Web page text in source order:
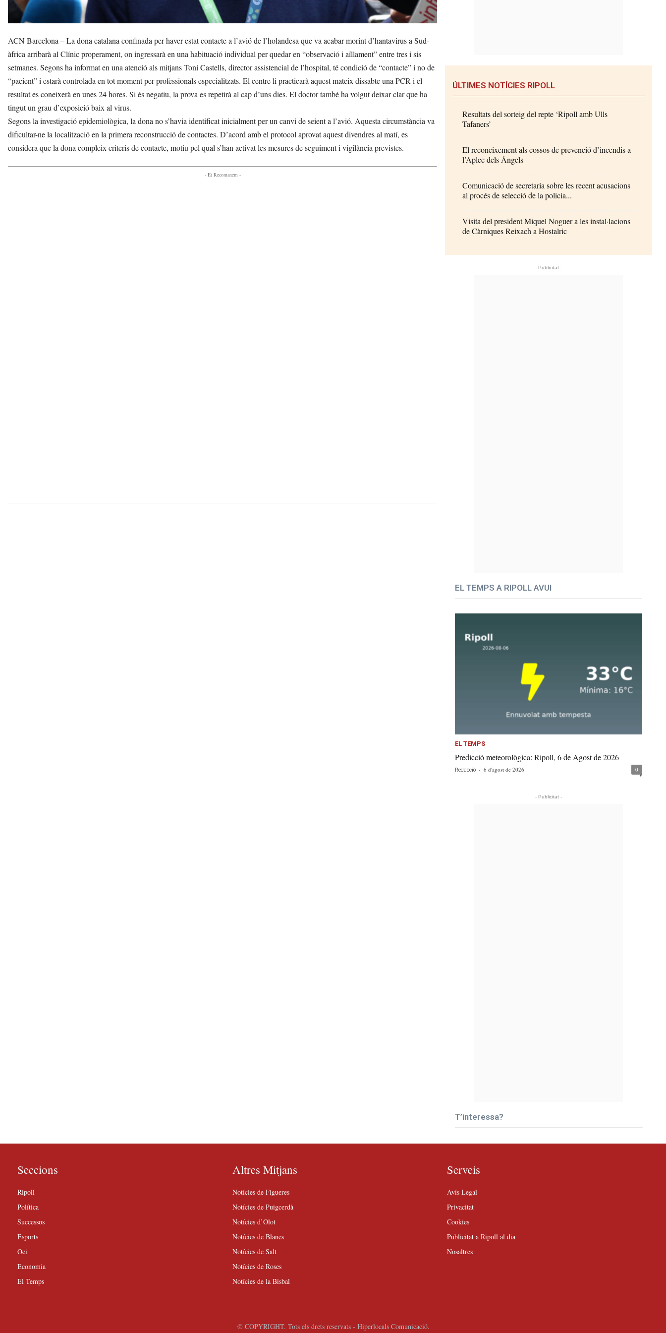
ACN Barcelona – La dona catalana confinada per haver estat contacte a l’avió de l’holandesa que va acabar morint d’hantavirus a Sud-
àfrica arribarà al Clínic properament, on ingressarà en una habituació individual per quedar en “observació i aïllament” entre tres i sis
setmanes. Segons ha informat en una atenció als mitjans Toni Castells, director assistencial de l’hospital, té condició de “contacte” i no de
“pacient” i estarà controlada en tot moment per professionals especialitzats. El centre li practicarà aquest mateix dissabte una PCR i el
resultat es coneixerà en unes 24 hores. Si és negatiu, la prova es repetirà al cap d’uns dies. El doctor també ha volgut deixar clar que ha
tingut un grau d’exposició baix al virus.
Segons la investigació epidemiològica, la dona no s’havia identificat inicialment per un canvi de seient a l’avió. Aquesta circumstància va
dificultar-ne la localització en la primera reconstrucció de contactes. D’acord amb el protocol aprovat aquest divendres al matí, es
considera que la dona compleix criteris de contacte, motiu pel qual s’han activat les mesures de seguiment i vigilància previstes.
- Et Recomanem -
ÚLTIMES NOTÍCIES RIPOLL
Resultats del sorteig del repte ‘Ripoll amb Ulls
Tafaners’
El reconeixement als cossos de prevenció d’incendis a
l’Aplec dels Àngels
Comunicació de secretaria sobre les recent acusacions
al procés de selecció de la policia...
Visita del president Miquel Noguer a les instal·lacions
de Càrniques Reixach a Hostalric
- Publicitat -
EL TEMPS A RIPOLL AVUI
EL TEMPS
Predicció meteorològica: Ripoll, 6 de Agost de 2026
Redacció - 6 d'agost de 2026 0
- Publicitat -
T’interessa?
Seccions
Ripoll
Política
Successos
Esports
Oci
Economia
El Temps
Altres Mitjans
Notícies de Figueres
Notícies de Puigcerdà
Notícies d’Olot
Notícies de Blanes
Notícies de Salt
Notícies de Roses
Notícies de la Bisbal
Serveis
Avís Legal
Privacitat
Cookies
Publicitat a Ripoll al dia
Nosaltres
© COPYRIGHT. Tots els drets reservats - Hiperlocals Comunicació.